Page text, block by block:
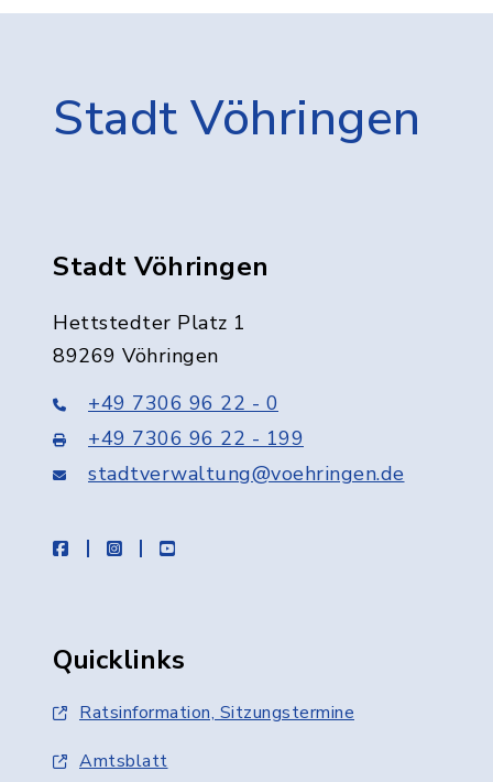
Stadt Vöhringen
Stadt Vöhringen
Hettstedter Platz 1
89269 Vöhringen
+49 7306 96 22 - 0
+49 7306 96 22 - 199
stadtverwaltung@voehringen.de
facebookinstagramyoutube
Quicklinks
Ratsinformation, Sitzungstermine
Amtsblatt